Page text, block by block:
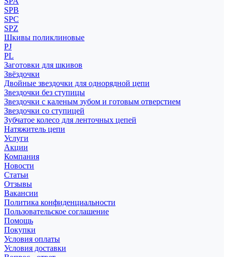
SPB
SPC
SPZ
Шкивы поликлиновые
PJ
PL
Заготовки для шкивов
Звёздочки
Двойные звездочки для однорядной цепи
Звездочки без ступицы
Звездочки с каленым зубом и готовым отверстием
Звездочки со ступицей
Зубчатое колесо для ленточных цепей
Натяжитель цепи
Услуги
Акции
Компания
Новости
Статьи
Отзывы
Вакансии
Политика конфиденциальности
Пользовательское соглашение
Помощь
Покупки
Условия оплаты
Условия доставки